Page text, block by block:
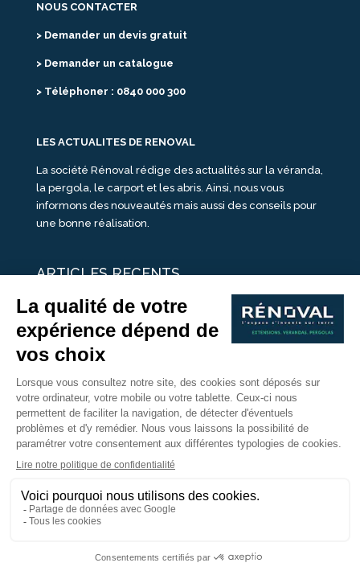
NOUS CONTACTER
> Demander un devis gratuit
> Demander un catalogue
> Téléphoner : 0840 000 300
LES ACTUALITES DE RENOVAL
La société Rénoval rédige des actualités sur la véranda,
la pergola, le carport et les abris. Ainsi, nous vous
informons des nouveautés mais aussi des conseils pour
une bonne réalisation.
ARTICLES RECENTS
25 idées de vérandas design
Un été pour une véranda
Portes Ouvertes Véranda Extension Suisse | 26-27 Juin
portes ouvertes véranda sur mesure
Nous Suivre